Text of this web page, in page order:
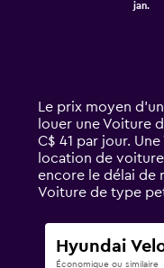
14
categories.
The
chart
has
1
axis
displaying
values.
jan.
Le prix moyen
louer une Voiture
C$ 41 par jour.
location de
encore le délai de
Voiture de type
Hyundai
Économique ou similaire